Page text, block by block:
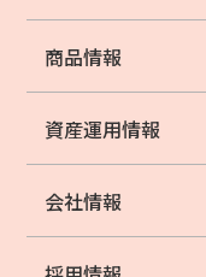
商品情報
資産運用情報
会社情報